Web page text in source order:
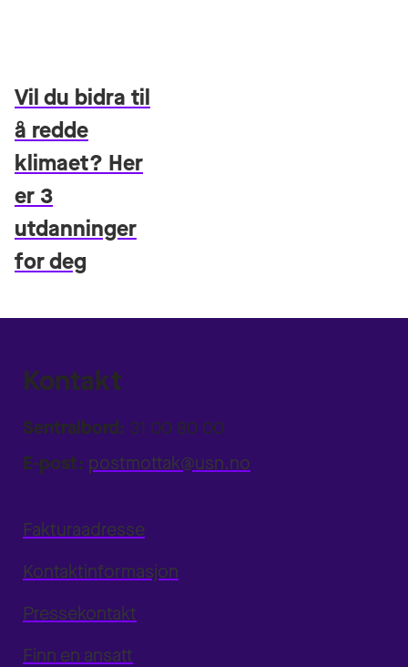
Vil du bidra til
å redde
klimaet? Her
er 3
utdanninger
for deg
Kontakt
Sentralbord: 31 00 80 00
E-post: postmottak@usn.no
Fakturaadresse
Kontaktinformasjon
Pressekontakt
Finn en ansatt